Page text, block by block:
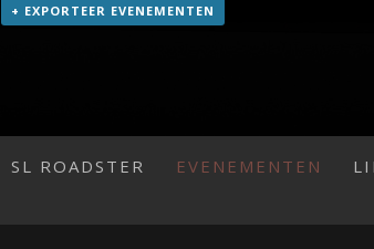
+ EXPORTEER EVENEMENTEN
SL ROADSTER EVENEMENTEN